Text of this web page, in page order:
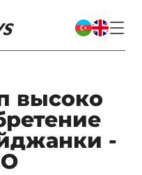
высоко
-